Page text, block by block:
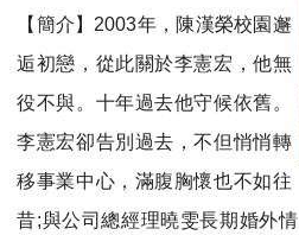
【簡介】2003年，陳漢榮校園邂
逅初戀，從此關於李憲宏，他無
役不與。十年過去他守候依舊。
李憲宏卻告別過去，不但悄悄轉
移事業中心，滿腹胸懷也不如往
昔;與公司總經理曉雯長期婚外